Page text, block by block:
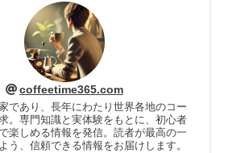
coffeetime365.com
であり、長年にわたり世界各地のコー
。専門知識と実体験をもとに、初心者
楽しめる情報を発信。読者が最高の一
う、信頼できる情報をお届けします。